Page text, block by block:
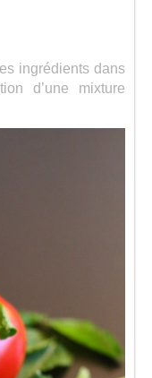
ingrédients dans
d’une mixture